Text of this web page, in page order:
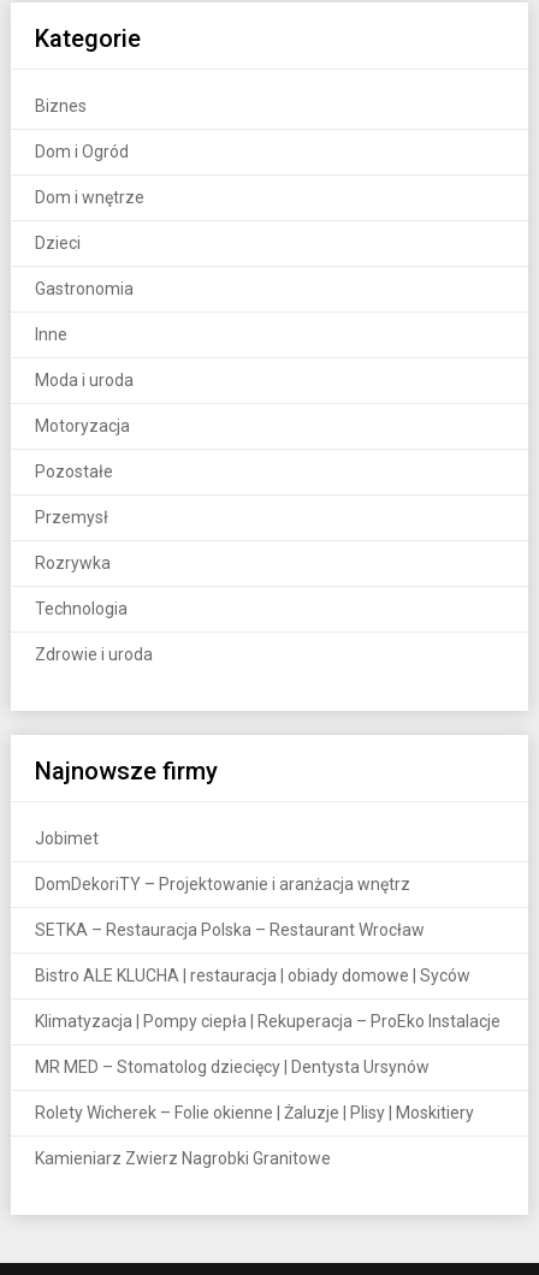
Kategorie
Biznes
Dom i Ogród
Dom i wnętrze
Dzieci
Gastronomia
Inne
Moda i uroda
Motoryzacja
Pozostałe
Przemysł
Rozrywka
Technologia
Zdrowie i uroda
Najnowsze firmy
Jobimet
DomDekoriTY – Projektowanie i aranżacja wnętrz
SETKA – Restauracja Polska – Restaurant Wrocław
Bistro ALE KLUCHA | restauracja | obiady domowe | Syców
Klimatyzacja | Pompy ciepła | Rekuperacja – ProEko Instalacje
MR MED – Stomatolog dziecięcy | Dentysta Ursynów
Rolety Wicherek – Folie okienne | Żaluzje | Plisy | Moskitiery
Kamieniarz Zwierz Nagrobki Granitowe